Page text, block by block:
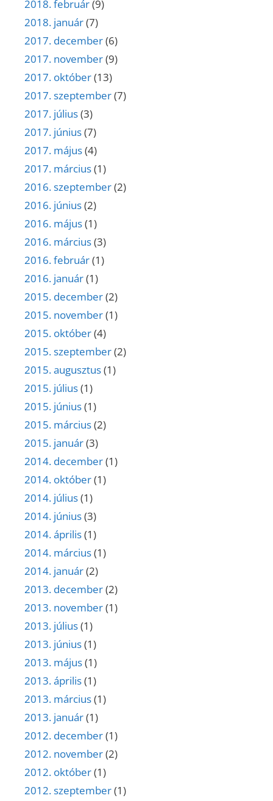
2018. február(9)
2018. január(7)
2017. december(6)
2017. november(9)
2017. október(13)
2017. szeptember(7)
2017. július(3)
2017. június(7)
2017. május(4)
2017. március(1)
2016. szeptember(2)
2016. június(2)
2016. május(1)
2016. március(3)
2016. február(1)
2016. január(1)
2015. december(2)
2015. november(1)
2015. október(4)
2015. szeptember(2)
2015. augusztus(1)
2015. július(1)
2015. június(1)
2015. március(2)
2015. január(3)
2014. december(1)
2014. október(1)
2014. július(1)
2014. június(3)
2014. április(1)
2014. március(1)
2014. január(2)
2013. december(2)
2013. november(1)
2013. július(1)
2013. június(1)
2013. május(1)
2013. április(1)
2013. március(1)
2013. január(1)
2012. december(1)
2012. november(2)
2012. október(1)
2012. szeptember(1)